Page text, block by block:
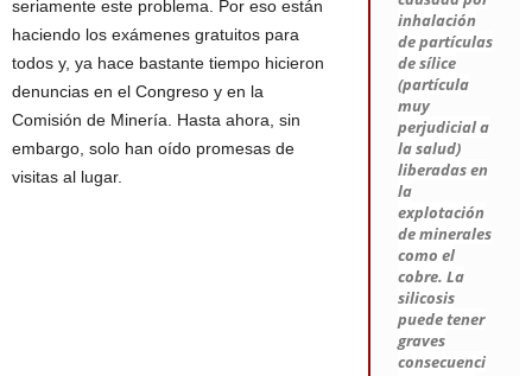
inhalación
de partículas
de sílice
(partícula
muy
perjudicial a
la salud)
liberadas en
la
explotación
de minerales
como el
cobre. La
silicosis
puede tener
graves
consecuenci
seriamente este problema. Por eso están
haciendo los exámenes gratuitos para
todos y, ya hace bastante tiempo hicieron
denuncias en el Congreso y en la
Comisión de Minería. Hasta ahora, sin
embargo, solo han oído promesas de
visitas al lugar.